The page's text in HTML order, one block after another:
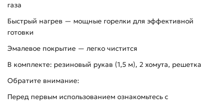
газа
Быстрый нагрев — мощные горелки для эффективной
готовки
Эмалевое покрытие — легко чистится
В комплекте: резиновый рукав (1,5 м), 2 хомута, решетка
Обратите внимание:
Перед первым использованием ознакомьтесь с